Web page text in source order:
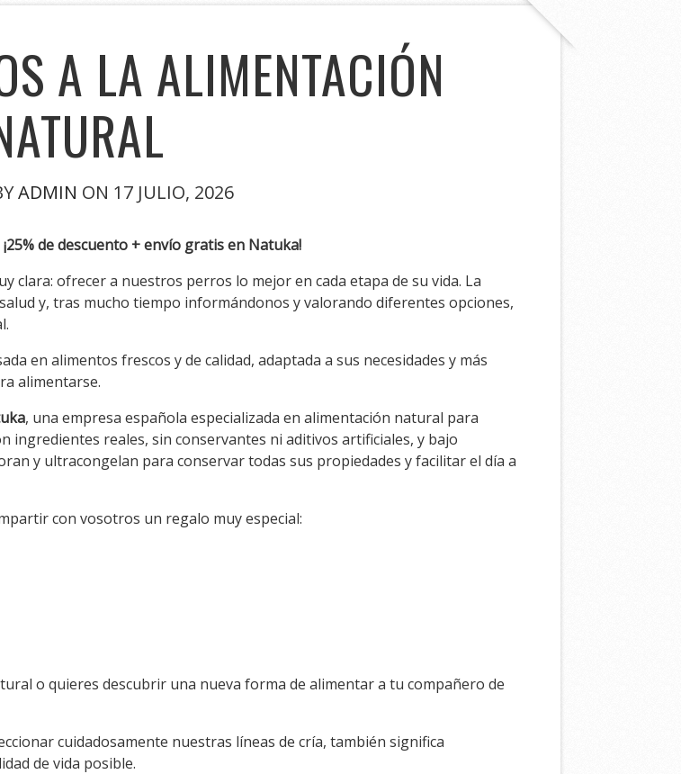
A LA ALIMENTACIÓN
ADMIN ON 17 JULIO, 2026
de descuento + envío gratis en Natuka!
clara: ofrecer a nuestros perros lo mejor en cada etapa de su vida. La
y, tras mucho tiempo informándonos y valorando diferentes opciones,
en alimentos frescos y de calidad, adaptada a sus necesidades y más
alimentarse.
, una empresa española especializada en alimentación natural para
ingredientes reales, sin conservantes ni aditivos artificiales, y bajo
y ultracongelan para conservar todas sus propiedades y facilitar el día a
con vosotros un regalo muy especial:
o quieres descubrir una nueva forma de alimentar a tu compañero de
cuidadosamente nuestras líneas de cría, también significa
de vida posible.